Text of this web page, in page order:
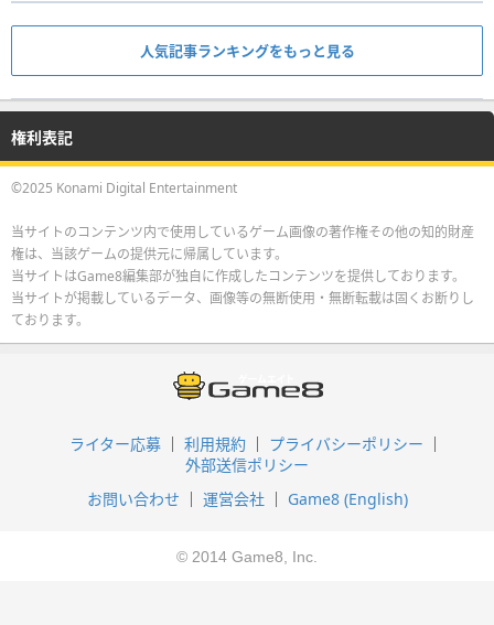
人気記事ランキングをもっと見る
権利表記
©2025 Konami Digital Entertainment
当サイトのコンテンツ内で使用しているゲーム画像の著作権その他の知的財産
権は、当該ゲームの提供元に帰属しています。
当サイトはGame8編集部が独自に作成したコンテンツを提供しております。
当サイトが掲載しているデータ、画像等の無断使用・無断転載は固くお断りし
ております。
ライター応募 利用規約
プライバシーポリシー
外部送信ポリシー
お問い合わせ
運営会社 Game8 (English)
© 2014 Game8, Inc.